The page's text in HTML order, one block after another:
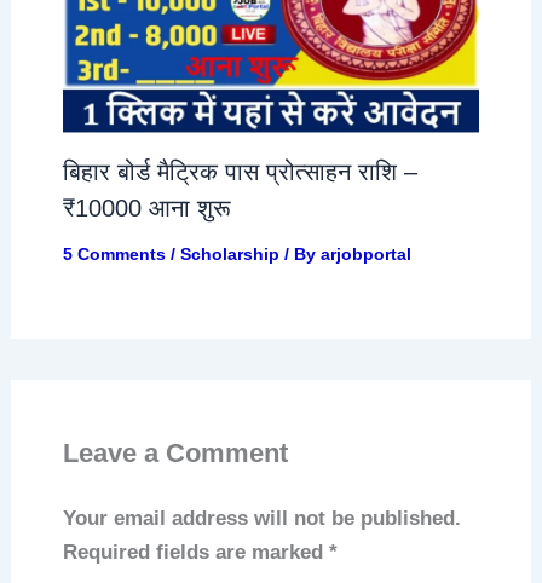
बिहार बोर्ड मैट्रिक पास प्रोत्साहन राशि –
₹10000 आना शुरू
5 Comments / Scholarship / By arjobportal
Leave a Comment
Your email address will not be published.
Required fields are marked *